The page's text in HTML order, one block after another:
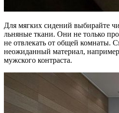
Для мягких сидений выбирайте
льняные ткани. Они не только
не отвлекать от общей комнаты.
неожиданный материал,
мужского контраста.